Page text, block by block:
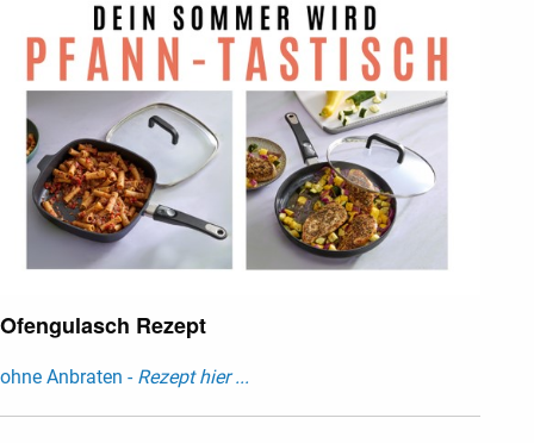
Ofengulasch Rezept
ohne Anbraten - Rezept hier ...